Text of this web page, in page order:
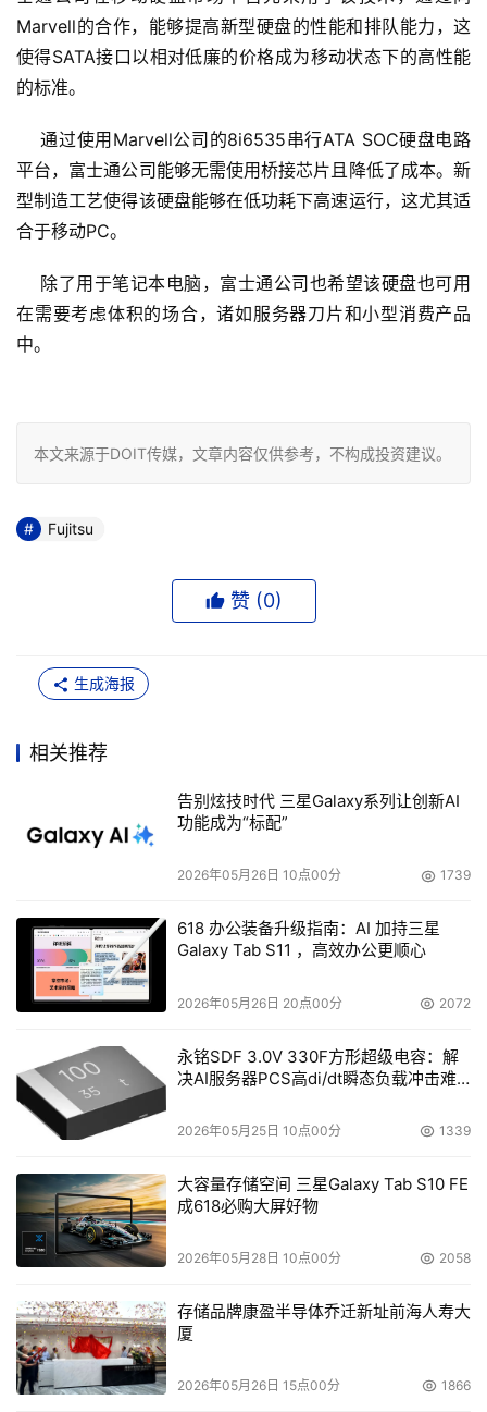
Marvell的合作，能够提高新型硬盘的性能和排队能力，这
使得SATA接口以相对低廉的价格成为移动状态下的高性能
的标准。
通过使用Marvell公司的8i6535串行ATA SOC硬盘电路
平台，富士通公司能够无需使用桥接芯片且降低了成本。新
型制造工艺使得该硬盘能够在低功耗下高速运行，这尤其适
合于移动PC。
除了用于笔记本电脑，富士通公司也希望该硬盘也可用
在需要考虑体积的场合，诸如服务器刀片和小型消费产品
中。
本文来源于DOIT传媒，文章内容仅供参考，不构成投资建议。
Fujitsu
赞 (0)
生成海报
相关推荐
告别炫技时代 三星Galaxy系列让创新AI
功能成为“标配”
2026年05月26日 10点00分 1739
618 办公装备升级指南：AI 加持三星
Galaxy Tab S11 ，高效办公更顺心
2026年05月26日 20点00分 2072
永铭SDF 3.0V 330F方形超级电容：解
决AI服务器PCS高di/dt瞬态负载冲击难
2026年05月25日 10点00分 1339
大容量存储空间 三星Galaxy Tab S10 FE
成618必购大屏好物
2026年05月28日 10点00分 2058
存储品牌康盈半导体乔迁新址前海人寿大
厦
2026年05月26日 15点00分 1866